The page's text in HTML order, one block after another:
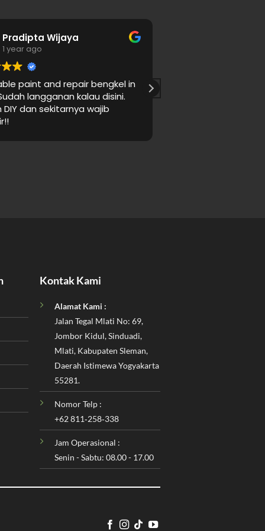
Pradipta Wijaya
1 year ago
paint and repair bengkel in
langganan kalau disini.
dan sekitarnya wajib
Kontak Kami
Alamat Kami :
Jalan Tegal Mlati No: 69,
Jombor Kidul, Sinduadi,
Mlati, Kabupaten Sleman,
Daerah Istimewa Yogyakarta
55281.
Nomor Telp :
‪+62 811‑258‑338‬
Jam Operasional :
Senin - Sabtu: 08.00 - 17.00